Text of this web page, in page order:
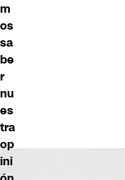
m
os
sa
be
r
nu
es
tra
op
ini